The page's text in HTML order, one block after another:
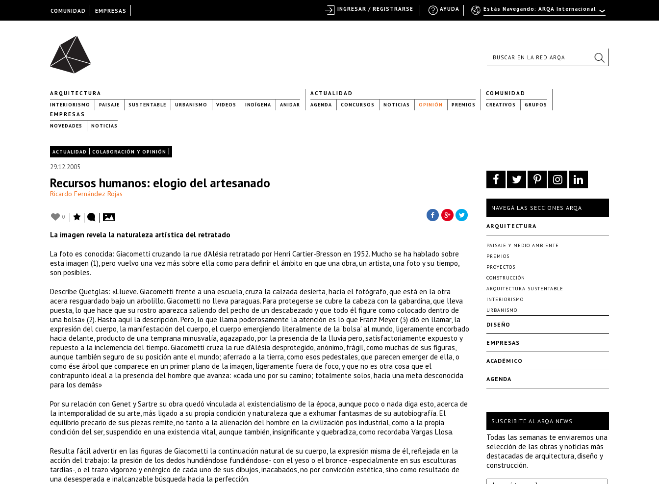
ARQUITECTURA
INTERIORISMO PAISAJE SUSTENTABLE URBANISMO VIDEOS INDÍGENA ANIDAR
ACTUALIDAD
AGENDA CONCURSOS NOTICIAS OPINIÓN PREMIOS
COMUNIDAD
CREATIVOS GRUPOS
EMPRESAS
NOVEDADES NOTICIAS
ACTUALIDAD | COLABORACIÓN Y OPINIÓN |
29.12.2005
Recursos humanos: elogio del artesanado
Ricardo Fernández Rojas
0
La imagen revela la naturaleza artística del retratado
La foto es conocida: Giacometti cruzando la rue d’Alésia retratado por Henri Cartier-Bresson en 1952. Mucho se ha hablado sobre
esta imagen (1), pero vuelvo una vez más sobre ella como para definir el ámbito en que una obra, un artista, una foto y su tiempo,
son posibles.
Describe Quetglas: «Llueve. Giacometti frente a una escuela, cruza la calzada desierta, hacia el fotógrafo, que está en la otra
acera resguardado bajo un arbolillo. Giacometti no lleva paraguas. Para protegerse se cubre la cabeza con la gabardina, que lleva
puesta, lo que hace que su rostro aparezca saliendo del pecho de un descabezado y que todo él figure como colocado dentro de
una bolsa» (2). Hasta aquí la descripción. Pero, lo que llama poderosamente la atención es lo que Franz Meyer (3) dió en llamar, la
expresión del cuerpo, la manifestación del cuerpo, el cuerpo emergiendo literalmente de la ‘bolsa’ al mundo, ligeramente encorbado
hacia delante, producto de una temprana minusvalía, agazapado, por la presencia de la lluvia pero, satisfactoriamente expuesto y
repuesto a la inclemencia del tiempo. Giacometti cruza la rue d’Alésia desprotegido, anónimo, frágil, como muchas de sus figuras,
aunque también seguro de su posición ante el mundo; aferrado a la tierra, como esos pedestales, que parecen emerger de ella, o
como ése árbol que comparece en un primer plano de la imagen, ligeramente fuera de foco, y que no es otra cosa que el
contrapunto ideal a la presencia del hombre que avanza: «cada uno por su camino; totalmente solos, hacia una meta desconocida
para los demás»
Por su relación con Genet y Sartre su obra quedó vinculada al existencialismo de la época, aunque poco o nada diga esto, acerca de
la intemporalidad de su arte, más ligado a su propia condición y naturaleza que a exhumar fantasmas de su autobiografía. El
equilibrio precario de sus piezas remite, no tanto a la alienación del hombre en la civilización pos industrial, como a la propia
condición del ser, suspendido en una existencia vital, aunque también, insignificante y quebradiza, como recordaba Vargas Llosa.
Resulta fácil advertir en las figuras de Giacometti la continuación natural de su cuerpo, la expresión misma de él, reflejada en la
acción del trabajo: la presión de los dedos hundiéndose fundiéndose- con el yeso o el bronce -especialmente en sus esculturas
tardías-, o el trazo vigorozo y enérgico de cada uno de sus dibujos, inacabados, no por convicción estética, sino como resultado de
una desesperada e inalcanzable búsqueda hacia la perfección.
NAVEGÁ LAS SECCIONES ARQA
ARQUITECTURA
PAISAJE Y MEDIO AMBIENTE
PREMIOS
PROYECTOS
CONSTRUCCIÓN
ARQUITECTURA SUSTENTABLE
INTERIORISMO
URBANISMO
DISEÑO
EMPRESAS
ACADÉMICO
AGENDA
SUSCRIBITE AL ARQA NEWS
Todas las semanas te enviaremos una
selección de las obras y noticias más
destacadas de arquitectura, diseño y
construcción.
COMUNIDAD EMPRESAS Estás Navegando: ARQA Internacional
AYUDA
INGRESAR / REGISTRARSE